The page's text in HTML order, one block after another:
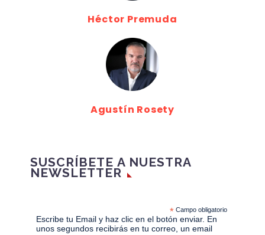
Héctor Premuda
Agustín Rosety
SUSCRÍBETE A NUESTRA
NEWSLETTER
*Campo obligatorio
Escribe tu Email y haz clic en el botón enviar. En
unos segundos recibirás en tu correo, un email